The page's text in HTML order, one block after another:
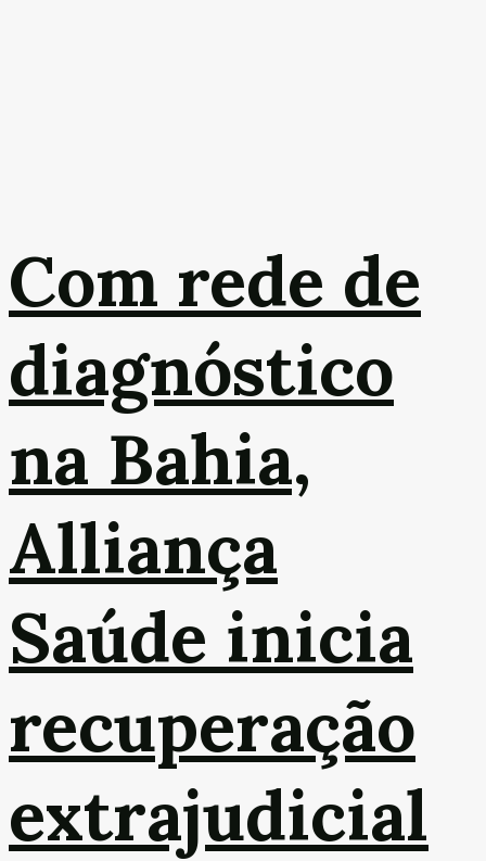
Com rede de
diagnóstico
na Bahia,
Alliança
Saúde inicia
recuperação
extrajudicial